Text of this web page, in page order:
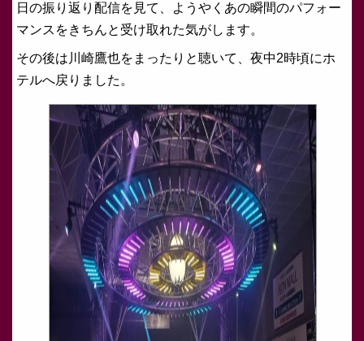
日の振り返り配信を見て、ようやくあの瞬間のパフォー
マンスをきちんと受け取れた気がします。
その後は川崎鷹也をまったりと聴いて、夜中2時頃にホ
テルへ戻りました。